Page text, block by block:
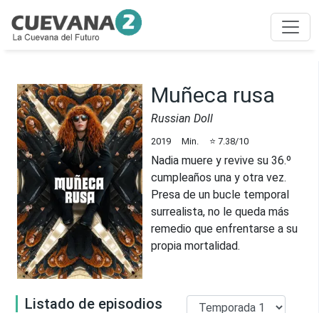
Muñeca rusa
Russian Doll
2019 Min. ⭐ 7.38/10
Nadia muere y revive su 36.º
cumpleaños una y otra vez.
Presa de un bucle temporal
surrealista, no le queda más
remedio que enfrentarse a su
propia mortalidad.
Listado de episodios